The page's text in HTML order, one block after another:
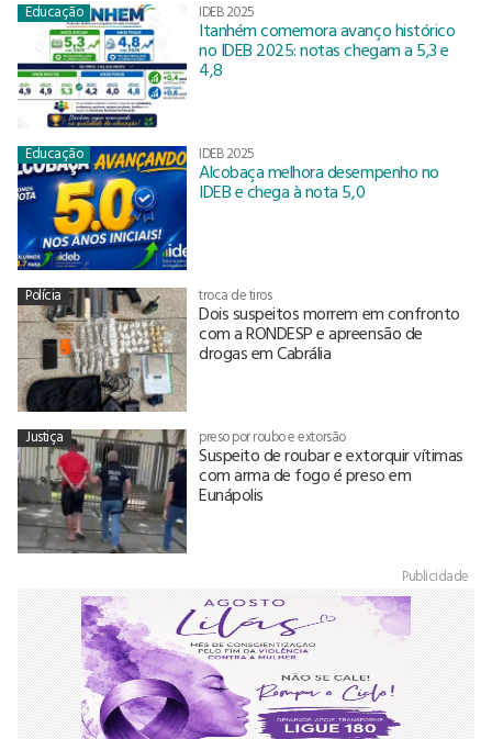
Educação IDEB 2025
Itanhém comemora avanço histórico
no IDEB 2025: notas chegam a 5,3 e
4,8
Educação IDEB 2025
Alcobaça melhora desempenho no
IDEB e chega à nota 5,0
Polícia troca de tiros
Dois suspeitos morrem em confronto
com a RONDESP e apreensão de
drogas em Cabrália
Justiça preso por roubo e extorsão
Suspeito de roubar e extorquir vítimas
com arma de fogo é preso em
Eunápolis
Publicidade